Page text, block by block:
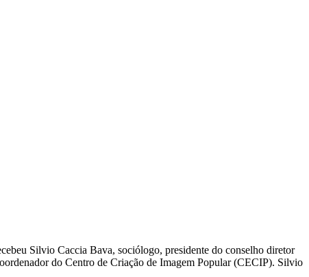
Silvio Caccia Bava, sociólogo, presidente do conselho diretor
do Centro de Criação de Imagem Popular (CECIP). Silvio